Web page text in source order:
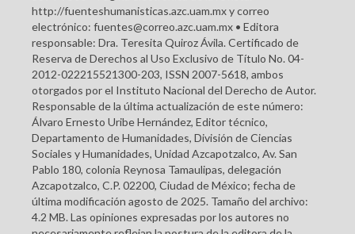
http://fuenteshumanisticas.azc.uam.mx y correo
electrónico: fuentes@correo.azc.uam.mx • Editora
responsable: Dra. Teresita Quiroz Ávila. Certificado de
Reserva de Derechos al Uso Exclusivo de Título No. 04-
2012-022215521300-203, ISSN 2007-5618, ambos
otorgados por el Instituto Nacional del Derecho de Autor.
Responsable de la última actualización de este número:
Álvaro Ernesto Uribe Hernández, Editor técnico,
Departamento de Humanidades, División de Ciencias
Sociales y Humanidades, Unidad Azcapotzalco, Av. San
Pablo 180, colonia Reynosa Tamaulipas, delegación
Azcapotzalco, C.P. 02200, Ciudad de México; fecha de
última modificación agosto de 2025. Tamaño del archivo:
4.2 MB. Las opiniones expresadas por los autores no